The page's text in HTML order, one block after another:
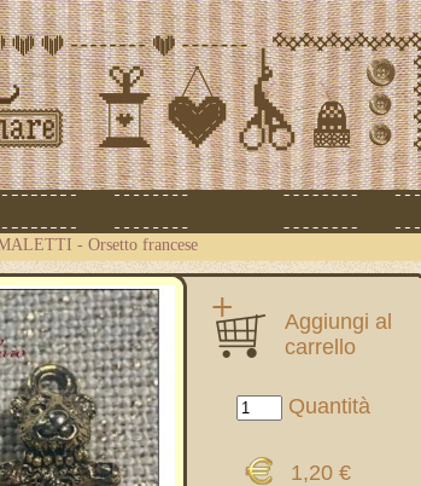
- Orsetto francese
Aggiungi al
carrello
Quantità
1,20 €